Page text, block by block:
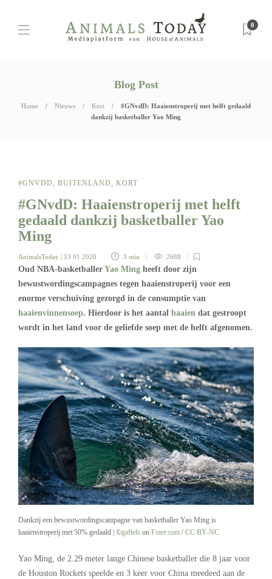
0
Blog Post
Home Nieuws Kort
#GNvdD: Haaienstroperij met helft gedaald
dankzij basketballer Yao Ming
#GNVDD, BUITENLAND, KORT
#GNvdD: Haaienstroperij met helft
gedaald dankzij basketballer Yao
Ming
AnimalsToday | 13 01 2020 3 min 2688
Oud NBA-basketballer Yao Ming heeft door zijn
bewustwordingscampagnes tegen haaienstroperij voor een
enorme verschuiving gezorgd in de consumptie van
haaienvinnensoep. Hierdoor is het aantal haaien dat gestroopt
wordt in het land voor de geliefde soep met de helft afgenomen.
Dankzij een bewustwordingscampagne van basketballer Yao Ming is
haaienstroperij met 50% gedaald | ©gaftels on Foter.com /CC BY-NC
Yao Ming, de 2.29 meter lange Chinese basketballer die 8 jaar voor
de Houston Rockets speelde en 3 keer voor China meedeed aan de